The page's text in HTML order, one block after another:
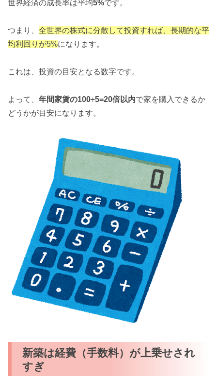
世界経済の成長率は平均5%です。
つまり、 全世界の株式に分散して投資すれば、長期的な平
均利回りが5%になります。
これは、投資の目安となる数字です。
よって、 年間家賃の100÷5=20倍以内で家を購入できるか
どうかが目安になります。
新築は経費（手数料）が上乗せされ
すぎ